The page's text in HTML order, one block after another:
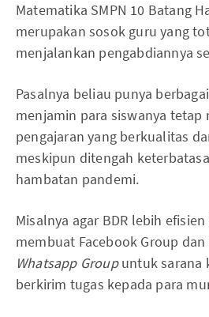
Matematika SMPN 10 Batang
merupakan sosok guru yang
menjalankan pengabdiannya
Pasalnya beliau punya
menjamin para siswanya tetap
pengajaran yang berkualitas
meskipun ditengah
hambatan pandemi.
Misalnya agar BDR lebih
membuat Facebook Group
Whatsapp Groupuntuk sarana
berkirim tugas kepada para